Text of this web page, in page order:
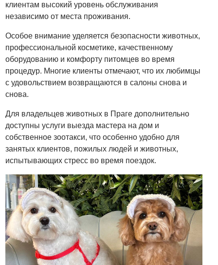
клиентам высокий уровень обслуживания
независимо от места проживания.
Особое внимание уделяется безопасности животных,
профессиональной косметике, качественному
оборудованию и комфорту питомцев во время
процедур. Многие клиенты отмечают, что их любимцы
с удовольствием возвращаются в салоны снова и
снова.
Для владельцев животных в Праге дополнительно
доступны услуги выезда мастера на дом и
собственное зоотакси, что особенно удобно для
занятых клиентов, пожилых людей и животных,
испытывающих стресс во время поездок.